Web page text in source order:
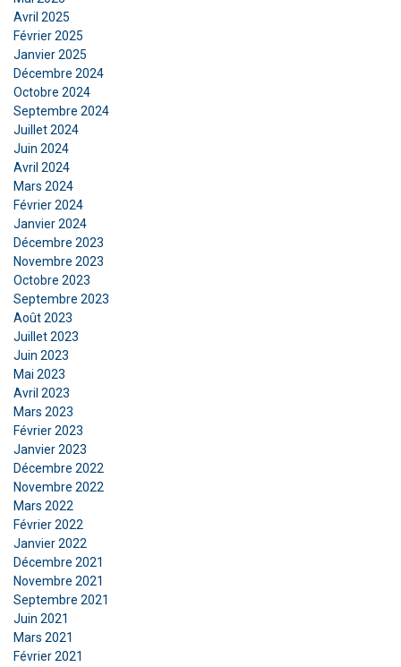
Avril 2025
Février 2025
Janvier 2025
Décembre 2024
Octobre 2024
Septembre 2024
Juillet 2024
Juin 2024
Avril 2024
Mars 2024
Février 2024
Janvier 2024
Décembre 2023
Novembre 2023
Octobre 2023
Septembre 2023
Août 2023
Juillet 2023
Juin 2023
Mai 2023
Avril 2023
Mars 2023
Février 2023
Janvier 2023
Décembre 2022
Novembre 2022
Mars 2022
Février 2022
Janvier 2022
Décembre 2021
Novembre 2021
Septembre 2021
Juin 2021
Mars 2021
Février 2021
Ce site Web utilise des cookies
Nous utilisons des cookies pour personnaliser le
contenu, les publicités et analyser notre trafic.
Nous partageons également des informations
sur votre utilisation de notre site avec nos
partenaires de publicité et d'analyse qui peuvent
les combiner avec d'autres informations que
vous leur avez fournies ou qu'ils ont collectées
lors de votre utilisation de leurs services.
Privacy Policy
Strictement
nécessaires
AFFICHER LES DÉTAILS